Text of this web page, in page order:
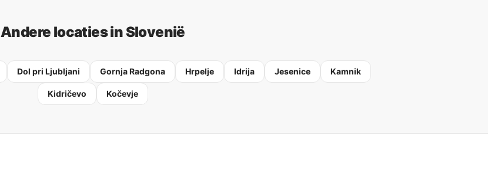
Andere locaties in Slovenië
Dol pri Ljubljani Gornja Radgona Hrpelje Idrija Jesenice Kamnik
Kidričevo Kočevje